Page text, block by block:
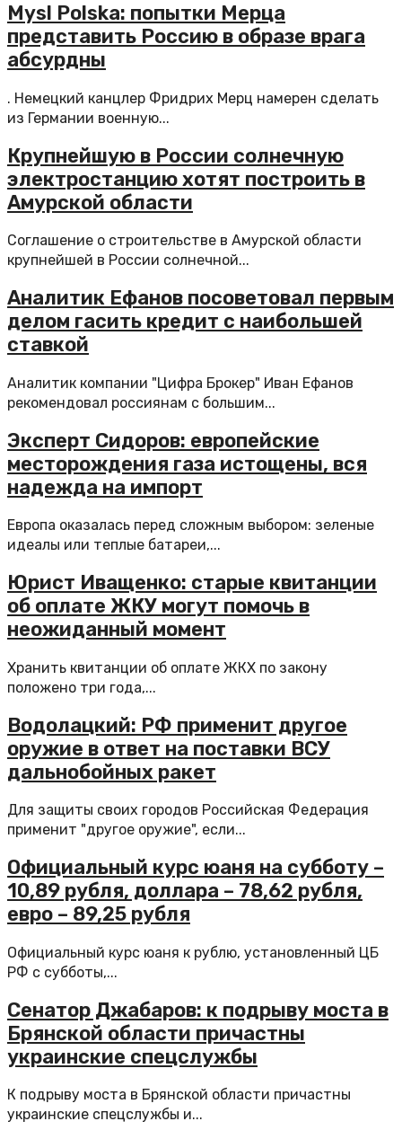
Mysl Polska: попытки Мерца
представить Россию в образе врага
абсурдны
. Немецкий канцлер Фридрих Мерц намерен сделать
из Германии военную...
Крупнейшую в России солнечную
электростанцию хотят построить в
Амурской области
Соглашение о строительстве в Амурской области
крупнейшей в России солнечной...
Аналитик Ефанов посоветовал первым
делом гасить кредит с наибольшей
ставкой
Аналитик компании "Цифра Брокер" Иван Ефанов
рекомендовал россиянам с большим...
Эксперт Сидоров: европейские
месторождения газа истощены, вся
надежда на импорт
Европа оказалась перед сложным выбором: зеленые
идеалы или теплые батареи,...
Юрист Иващенко: старые квитанции
об оплате ЖКУ могут помочь в
неожиданный момент
Хранить квитанции об оплате ЖКХ по закону
положено три года,...
Водолацкий: РФ применит другое
оружие в ответ на поставки ВСУ
дальнобойных ракет
Для защиты своих городов Российская Федерация
применит "другое оружие", если...
Официальный курс юаня на субботу –
10,89 рубля, доллара – 78,62 рубля,
евро – 89,25 рубля
Официальный курс юаня к рублю, установленный ЦБ
РФ с субботы,...
Сенатор Джабаров: к подрыву моста в
Брянской области причастны
украинские спецслужбы
К подрыву моста в Брянской области причастны
украинские спецслужбы и...